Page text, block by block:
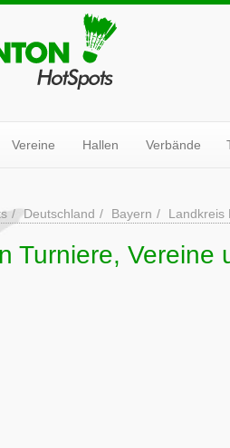
Vereine Hallen Verbände
Deutschland Bayern Landkreis
Turniere, Vereine